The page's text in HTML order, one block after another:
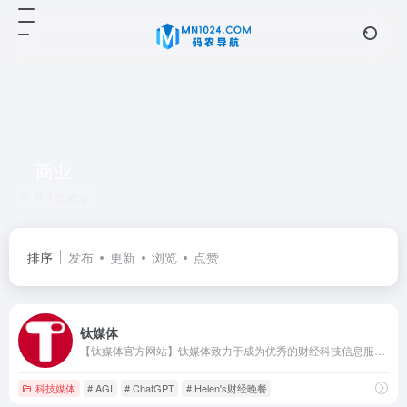
排序 发布 更新 浏览 点赞
钛媒体
科技媒体 # AGI # ChatGPT # Helen's财经晚餐